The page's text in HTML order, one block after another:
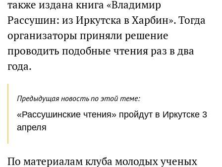
также издана книга «Владимир
Рассушин: из Иркутска в Харбин». Тогда
организаторы приняли решение
проводить подобные чтения раз в два
года.
Предыдущая новость по этой теме:
«Рассушинские чтения» пройдут в Иркутске 3
апреля
По материалам клуба молодых ученых